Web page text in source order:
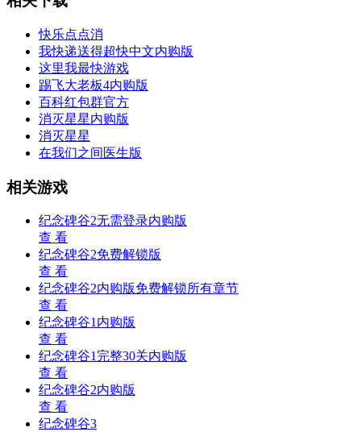
快乐点点消
我快递送得超快中文内购版
这里我最快游戏
踢飞大老板4内购版
百科红包群官方
消灭星星内购版
消灭星星
在我们之间医生版
相关游戏
纪念碑谷2无需登录内购版
查 看
纪念碑谷2免费解锁版
查 看
纪念碑谷2内购版免费解锁所有章节
查 看
纪念碑谷1内购版
查 看
纪念碑谷1完整30关内购版
查 看
纪念碑谷2内购版
查 看
纪念碑谷3